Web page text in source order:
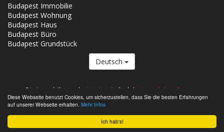
Ich hab's!
Diese Webseite benutzt Cookies, um sicherzustellen, dass Sie die besten Erfahrungen
auf unserer Webseite erhalten. Mehr Infos
Budapest Immobilie
Budapest Wohnung
Budapest Haus
Budapest Büro
Budapest Grundstück
Deutsch
Die Immobilien.co.hu ist ein mitglied der Immobilien Gruppe.
Verkäufliche Immobilien in Ungarn - Immobilien.co.hu © 2026 Alle Rechte
vorbehalten